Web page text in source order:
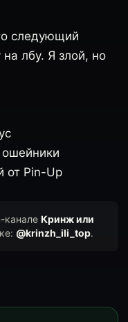
следующий
на лбу. Я злой, но
от Pin-Up
канале Кринж или
@krinzh_ili_top.